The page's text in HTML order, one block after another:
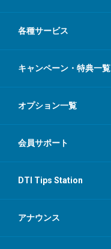
各種サービス
キャンペーン・特典一覧
オプション一覧
会員サポート
DTI Tips Station
アナウンス